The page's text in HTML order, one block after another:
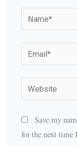
Name*
Email*
Website
Save my
for the next time